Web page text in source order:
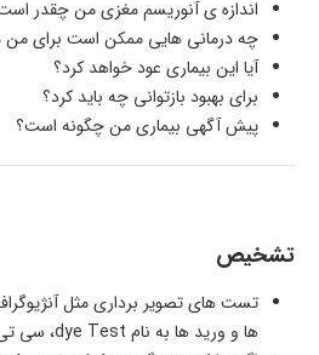
اندازه ی آنوریسم مغزی من چقدر
چه درمانی هایی ممکن است برای من
آیا این بیماری عود خواهد کرد؟
برای بهبود بازتوانی چه باید کرد؟
پیش آگهی بیماری من چگونه است؟
تشخیص
تست های تصویر برداری مثل
ها و ورید ها به نام dye Test، سی تی اسکن و ام آر آی